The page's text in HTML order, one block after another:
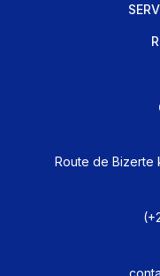
Route de Bizerte